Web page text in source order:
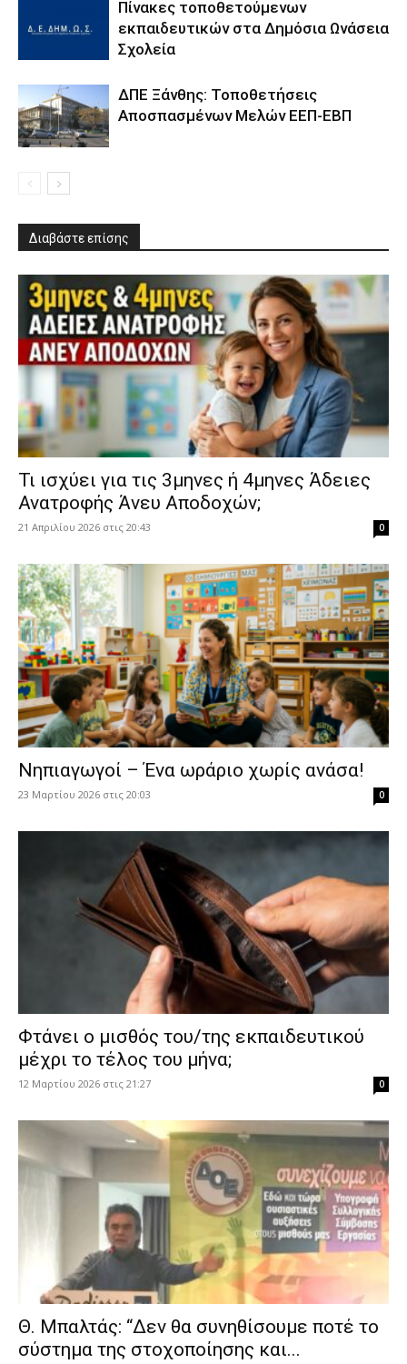
Πίνακες τοποθετούμενων
εκπαιδευτικών στα Δημόσια Ωνάσεια
Σχολεία
ΔΠΕ Ξάνθης: Τοποθετήσεις
Αποσπασμένων Μελών ΕΕΠ-ΕΒΠ
Διαβάστε επίσης
​Τι ισχύει για τις 3μηνες ή 4μηνες Άδειες
Ανατροφής Άνευ Αποδοχών;
21 Απριλίου 2026 στις 20:43 0
Νηπιαγωγοί – Ένα ωράριο χωρίς ανάσα!
23 Μαρτίου 2026 στις 20:03 0
Φτάνει ο μισθός του/της εκπαιδευτικού
μέχρι το τέλος του μήνα;
12 Μαρτίου 2026 στις 21:27 0
Θ. Μπαλτάς: “Δεν θα συνηθίσουμε ποτέ το
σύστημα της στοχοποίησης και...